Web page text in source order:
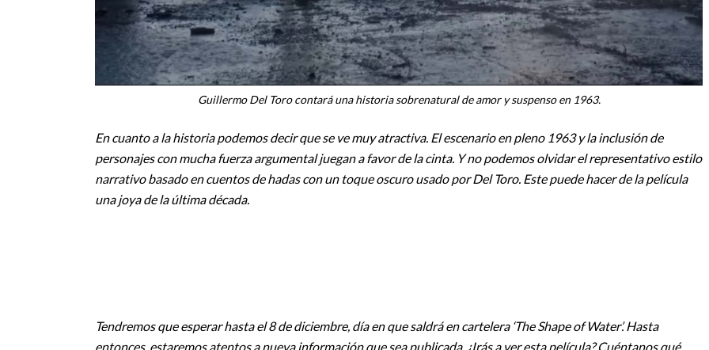
Guillermo Del Toro contará una historia sobrenatural de amor y suspenso en 1963.
En cuanto a la historia podemos decir que se ve muy atractiva. El escenario en pleno 1963 y la inclusión de
personajes con mucha fuerza argumental juegan a favor de la cinta. Y no podemos olvidar el representativo estilo
narrativo basado en cuentos de hadas con un toque oscuro usado por Del Toro. Este puede hacer de la película
una joya de la última década.
Tendremos que esperar hasta el 8 de diciembre, día en que saldrá en cartelera ‘The Shape of Water’. Hasta
entonces, estaremos atentos a nueva información que sea publicada. ¿Irás a ver esta película? Cuéntanos qué